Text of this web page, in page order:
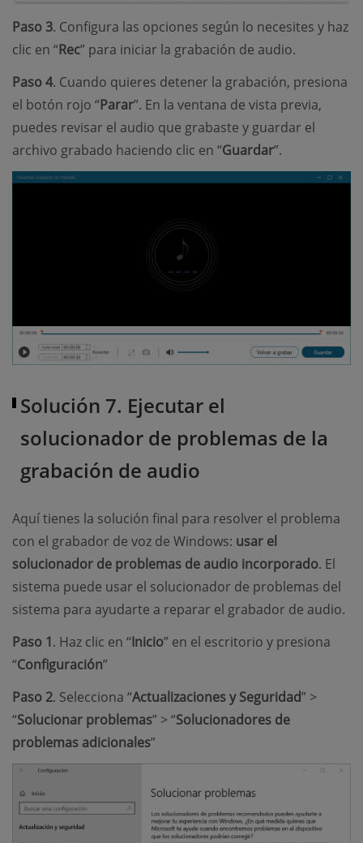
Paso 3. Configura las opciones según lo necesites y haz
clic en “Rec” para iniciar la grabación de audio.
Paso 4. Cuando quieres detener la grabación, presiona
el botón rojo “Parar”. En la ventana de vista previa,
puedes revisar el audio que grabaste y guardar el
archivo grabado haciendo clic en “Guardar”.
Solución 7. Ejecutar el
solucionador de problemas de la
grabación de audio
Aquí tienes la solución final para resolver el problema
con el grabador de voz de Windows: usar el
solucionador de problemas de audio incorporado. El
sistema puede usar el solucionador de problemas del
sistema para ayudarte a reparar el grabador de audio.
Paso 1. Haz clic en “Inicio” en el escritorio y presiona
“Configuración”
Paso 2. Selecciona “Actualizaciones y Seguridad” >
“Solucionar problemas” > “Solucionadores de
problemas adicionales”